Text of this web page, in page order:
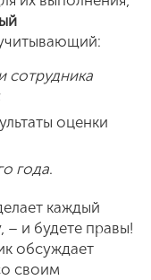
сотрудника
оценки
года.
каждый
– и будете правы!
обсуждает
своим